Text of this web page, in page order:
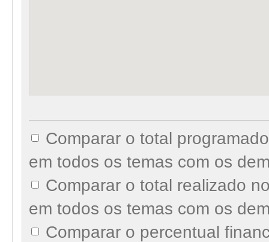
Comparar o total
em todos os temas com os
Comparar o total realizado
em todos os temas com os
Comparar o percentual